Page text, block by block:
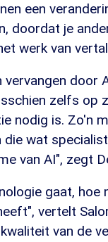
een
doordat je
werk van
door
zelfs op
nodig is. Zo'n
wat
van AI", zegt
gaat, hoe
vertelt
van de